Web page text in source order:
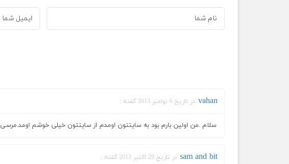
vahan در تاریخ 6 نوامبر 2013 گفته :
سلام .من اولین بارم بود به سایتتون اومدم از سایتتون خیلی خوشم اومد.مرسی
sam and bit در تاریخ 29 اکتبر 2013 گفته :